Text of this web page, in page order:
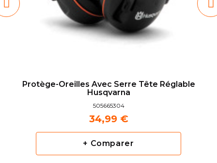
Protège-Oreilles Avec Serre Tête Réglable
Husqvarna
505665304
34,99 €
+ Comparer